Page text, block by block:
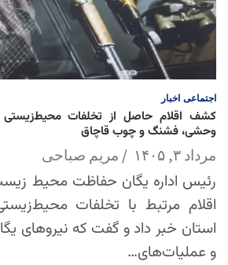
اجتماعی اخبار
کشف اقلام حاصل از تخلفات محیط‌زیستی
وحشی، فشنگ و چوب قاچاق
مرداد ۳, ۱۴۰۵ مریم صباحی
رئیس اداره یگان حفاظت محیط
اقلام مرتبط با تخلفات
استان خبر داد و گفت که نیروهای
و عملیات‌های…